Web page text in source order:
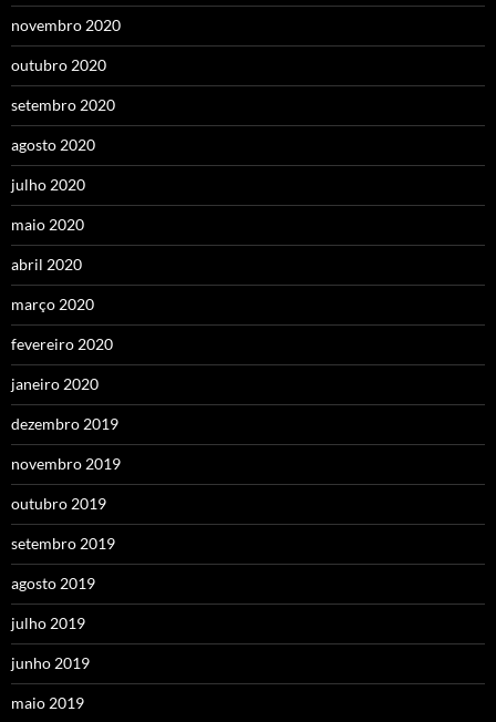
novembro 2020
outubro 2020
setembro 2020
agosto 2020
julho 2020
maio 2020
abril 2020
março 2020
fevereiro 2020
janeiro 2020
dezembro 2019
novembro 2019
outubro 2019
setembro 2019
agosto 2019
julho 2019
junho 2019
maio 2019